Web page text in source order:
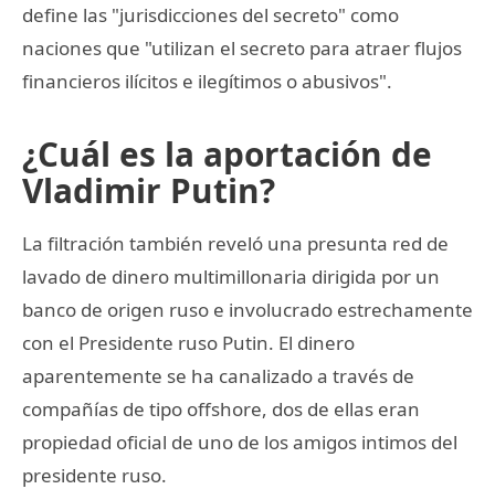
define las "jurisdicciones del secreto" como
naciones que "utilizan el secreto para atraer flujos
financieros ilícitos e ilegítimos o abusivos".
¿Cuál es la aportación de
Vladimir Putin?
La filtración también reveló una presunta red de
lavado de dinero multimillonaria dirigida por un
banco de origen ruso e involucrado estrechamente
con el Presidente ruso Putin. El dinero
aparentemente se ha canalizado a través de
compañías de tipo offshore, dos de ellas eran
propiedad oficial de uno de los amigos intimos del
presidente ruso.